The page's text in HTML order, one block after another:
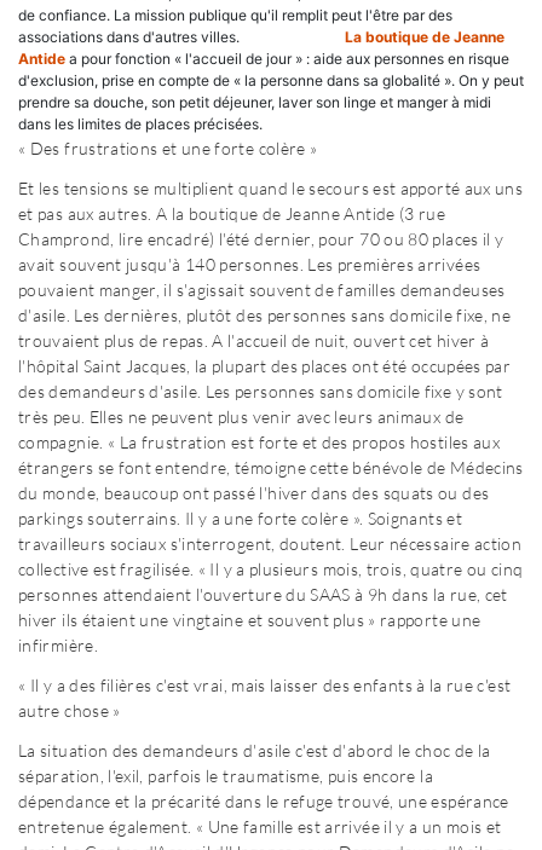
de confiance. La mission publique qu'il remplit peut l'être par des
associations dans d'autres villes. La boutique de Jeanne
Antide a pour fonction « l'accueil de jour » : aide aux personnes en risque
d'exclusion, prise en compte de « la personne dans sa globalité ». On y peut
prendre sa douche, son petit déjeuner, laver son linge et manger à midi
dans les limites de places précisées.
« Des frustrations et une forte colère »
Et les tensions se multiplient quand le secours est apporté aux uns
et pas aux autres. A la boutique de Jeanne Antide (3 rue
Champrond, lire encadré) l'été dernier, pour 70 ou 80 places il y
avait souvent jusqu'à 140 personnes. Les premières arrivées
pouvaient manger, il s'agissait souvent de familles demandeuses
d'asile. Les dernières, plutôt des personnes sans domicile fixe, ne
trouvaient plus de repas. A l'accueil de nuit, ouvert cet hiver à
l'hôpital Saint Jacques, la plupart des places ont été occupées par
des demandeurs d'asile. Les personnes sans domicile fixe y sont
très peu. Elles ne peuvent plus venir avec leurs animaux de
compagnie. « La frustration est forte et des propos hostiles aux
étrangers se font entendre, témoigne cette bénévole de Médecins
du monde, beaucoup ont passé l'hiver dans des squats ou des
parkings souterrains. Il y a une forte colère ». Soignants et
travailleurs sociaux s'interrogent, doutent. Leur nécessaire action
collective est fragilisée. « Il y a plusieurs mois, trois, quatre ou cinq
personnes attendaient l'ouverture du SAAS à 9h dans la rue, cet
hiver ils étaient une vingtaine et souvent plus » rapporte une
infirmière.
« Il y a des filières c'est vrai, mais laisser des enfants à la rue c'est
autre chose »
La situation des demandeurs d'asile c'est d'abord le choc de la
séparation, l'exil, parfois le traumatisme, puis encore la
dépendance et la précarité dans le refuge trouvé, une espérance
entretenue également. « Une famille est arrivée il y a un mois et